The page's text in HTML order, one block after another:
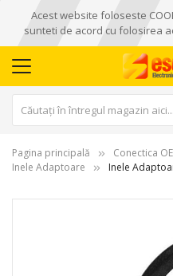
Acest website foloseste
sunteti de acord cu folosirea
Pagina principală Conectica
Inele Adaptoare
Inele